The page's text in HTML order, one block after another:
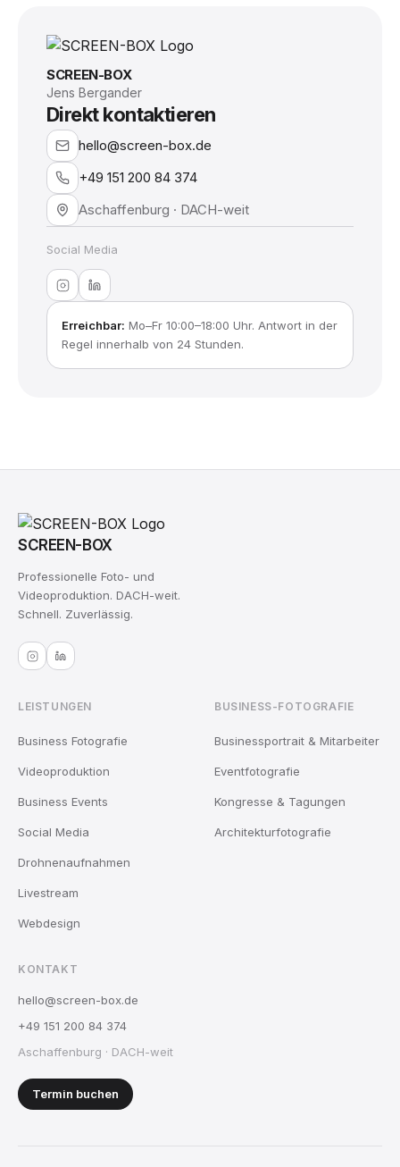
SCREEN-BOX
Jens Bergander
Direkt kontaktieren
hello@screen-box.de
+49 151 200 84 374
Aschaffenburg · DACH-weit
Social Media
Erreichbar: Mo–Fr 10:00–18:00 Uhr. Antwort in der
Regel innerhalb von 24 Stunden.
SCREEN-BOX
Professionelle Foto- und
Videoproduktion. DACH-weit.
Schnell. Zuverlässig.
LEISTUNGEN
Business Fotografie
Videoproduktion
Business Events
Social Media
Drohnenaufnahmen
Livestream
Webdesign
BUSINESS-FOTOGRAFIE
Businessportrait & Mitarbeiter
Eventfotografie
Kongresse & Tagungen
Architekturfotografie
KONTAKT
hello@screen-box.de
+49 151 200 84 374
Aschaffenburg · DACH-weit
Termin buchen